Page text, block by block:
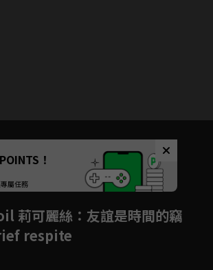
請見諒
！
屬任務
莉可麗絲：友誼是時間的竊
respite